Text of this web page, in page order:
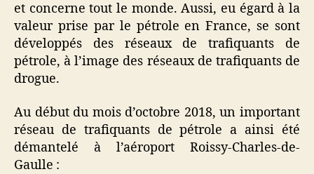
et concerne tout le monde. Aussi, eu égard à la
valeur prise par le pétrole en France, se sont
développés des réseaux de trafiquants de
pétrole, à l’image des réseaux de trafiquants de
drogue.
Au début du mois d’octobre 2018, un important
réseau de trafiquants de pétrole a ainsi été
démantelé à l’aéroport Roissy-Charles-de-
Gaulle :